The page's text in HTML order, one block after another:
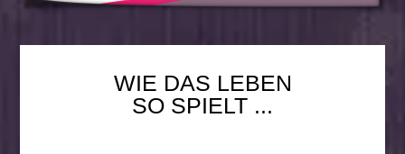
WIE DAS LEBEN
SO SPIELT ...